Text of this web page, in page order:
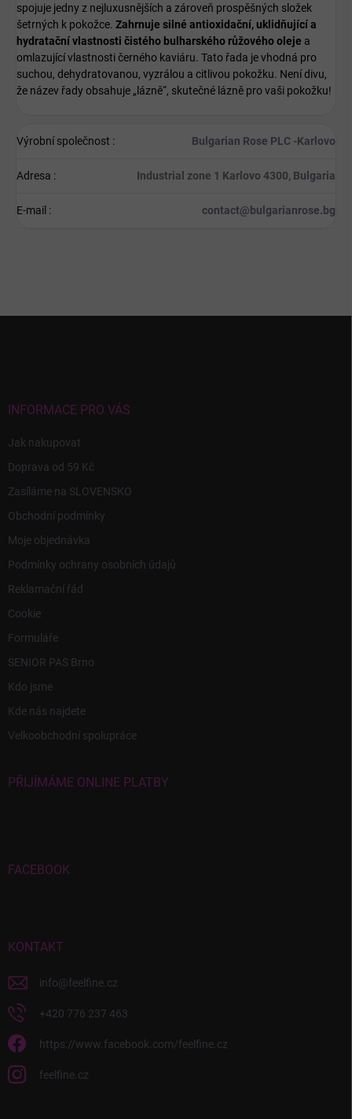
spojuje jedny z nejluxusnějších a zároveň prospěšných složek
šetrných k pokožce. Zahrnuje silné antioxidační, uklidňující a
hydratační vlastnosti čistého bulharského růžového oleje a
omlazující vlastnosti černého kaviáru. Tato řada je vhodná pro
suchou, dehydratovanou, vyzrálou a citlivou pokožku. Není divu,
že název řady obsahuje „lázně“, skutečné lázně pro vaši pokožku!
Výrobní společnost : Bulgarian Rose PLC -Karlovo
Adresa : Industrial zone 1 Karlovo 4300, Bulgaria
E-mail : contact@bulgarianrose.bg
INFORMACE PRO VÁS
Jak nakupovat
Doprava od 59 Kč
Zasíláme na SLOVENSKO
Obchodní podmínky
Moje objednávka
Podmínky ochrany osobních údajů
Reklamační řád
Cookie
Formuláře
SENIOR PAS Brno
Kdo jsme
Kde nás najdete
Velkoobchodní spolupráce
PŘIJÍMÁME ONLINE PLATBY
FACEBOOK
KONTAKT
info@feelfine.cz
+420 776 237 463
https://www.facebook.com/feelfine.cz
feelfine.cz